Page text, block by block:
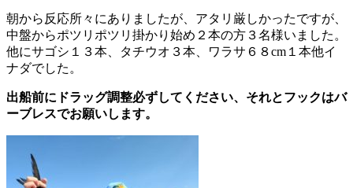
朝から反応所々にありましたが、アタリ厳しかったですが、
中盤からポツリポツリ掛かり始め２本の方３名様いました。
他にサゴシ１３本、タチウオ３本、ワラサ６８cm１本他イ
ナダでした。
出船前にドラッグ調整必ずしてください、それとフックはバ
ーブレスでお願いします。